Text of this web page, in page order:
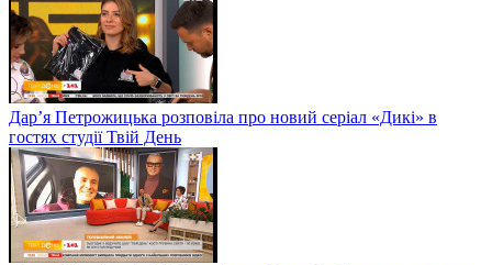
Дар’я Петрожицька розповіла про новий серіал «Дикі» в
гостях студії Твій День